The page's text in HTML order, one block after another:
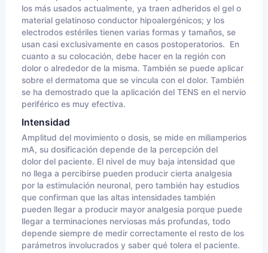
los más usados actualmente, ya traen adheridos el gel o
material gelatinoso conductor hipoalergénicos; y los
electrodos estériles tienen varias formas y tamaños, se
usan casi exclusivamente en casos postoperatorios. En
cuanto a su colocación, debe hacer en la región con
dolor o alrededor de la misma. También se puede aplicar
sobre el dermatoma que se vincula con el dolor. También
se ha demostrado que la aplicación del TENS en el nervio
periférico es muy efectiva.
Intensidad
Amplitud del movimiento o dosis, se mide en miliamperios
mA, su dosificación depende de la percepción del
dolor del paciente. El nivel de muy baja intensidad que
no llega a percibirse pueden producir cierta analgesia
por la estimulación neuronal, pero también hay estudios
que confirman que las altas intensidades también
pueden llegar a producir mayor analgesia porque puede
llegar a terminaciones nerviosas más profundas, todo
depende siempre de medir correctamente el resto de los
parámetros involucrados y saber qué tolera el paciente.